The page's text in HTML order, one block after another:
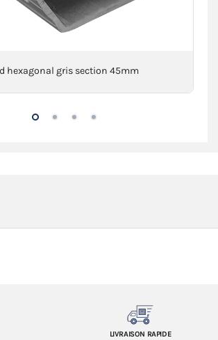
hexagonal gris section 45mm
LIVRAISON RAPIDE